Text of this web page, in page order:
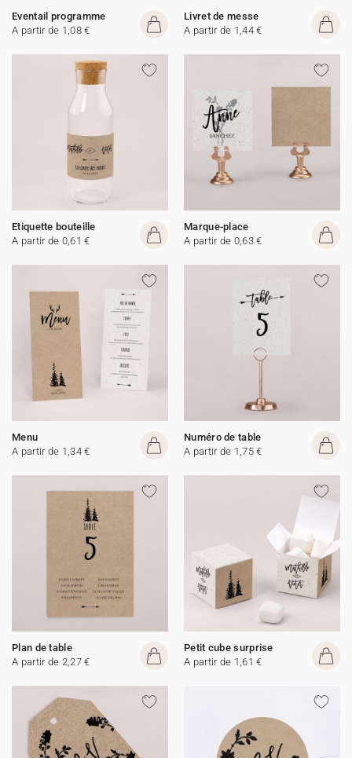
Eventail programme
A partir de 1,08 €
Livret de messe
A partir de 1,44 €
Etiquette bouteille
A partir de 0,61 €
Marque-place
A partir de 0,63 €
Menu
A partir de 1,34 €
Numéro de table
A partir de 1,75 €
Plan de table
A partir de 2,27 €
Petit cube surprise
A partir de 1,61 €